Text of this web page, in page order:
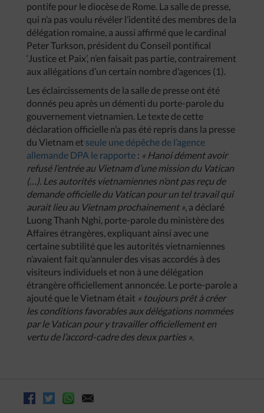
pontife pour le diocèse de Rome. La salle de presse,
qui n’a pas voulu révéler l’identité des membres de la
délégation romaine, a aussi affirmé que le cardinal
Peter Turkson, président du Conseil pontifical
‘Justice et Paix’, n’en faisait pas partie, contrairement
aux allégations d’un certain nombre d’agences (1).
Les éclaircissements de la salle de presse ont été
donnés peu après un démenti du porte-parole du
gouvernement vietnamien. Le texte de cette
déclaration officielle n’a pas été repris dans la presse
du Vietnam et seule une dépêche de l’agence
allemande DPA le rapporte : « Hanoi dément avoir
refusé l’entrée au Vietnam d’une mission du Vatican
(…). Les autorités vietnamiennes n’ont pas reçu de
demande officielle du Vatican pour un tel travail qui
aurait lieu au Vietnam prochainement », a déclaré
Luong Thanh Nghi, porte-parole du ministère des
Affaires étrangères, expliquant ainsi avec une
certaine subtilité que les autorités vietnamiennes
n’avaient fait qu’annuler des visas accordés à des
visiteurs individuels et non à une délégation
étrangère officiellement annoncée. Le porte-parole a
ajouté que le Vietnam était « toujours prêt à créer
les conditions favorables aux délégations nommées
par le Vatican pour y travailler officiellement en
vertu de l’accord-cadre des deux parties ».